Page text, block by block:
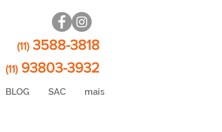
BLOG SAC mais
(11)3588-3818
(11)93803-3932